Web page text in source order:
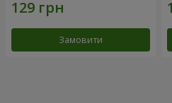
Замовити